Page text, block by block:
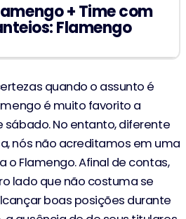
+ Time com
Flamengo
quando o assunto é
é muito favorito a
No entanto, diferente
nós não acreditamos em uma
o Flamengo. Afinal de contas,
lado que não costuma se
boas posições durante